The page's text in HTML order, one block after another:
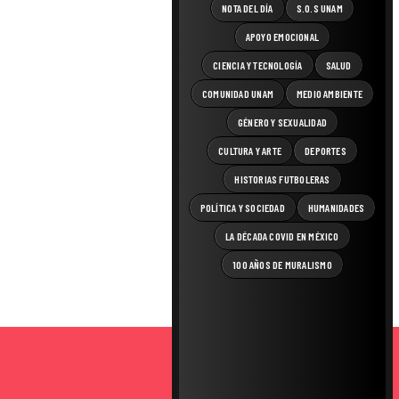
NOTA DEL DÍA S.O.S UNAM
APOYO EMOCIONAL
CIENCIA Y TECNOLOGÍA SALUD
COMUNIDAD UNAM MEDIO AMBIENTE
GÉNERO Y SEXUALIDAD
CULTURA Y ARTE DEPORTES
HISTORIAS FUTBOLERAS
POLÍTICA Y SOCIEDAD HUMANIDADES
LA DÉCADA COVID EN MÉXICO
100 AÑOS DE MURALISMO